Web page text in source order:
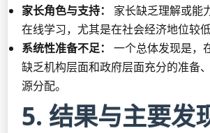
家长角色与支持：
家长缺乏理解或能
在线学习，尤其是在社会经济地位较低
系统性准备不足：
一个总体发现是，
缺乏机构层面和政府层面充分的准备
源分配。
5. 结果与主要发